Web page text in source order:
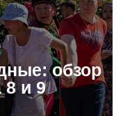
обзор
8 и 9